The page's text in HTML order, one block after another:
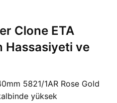
Clone ETA
Hassasiyeti ve
5821/1AR Rose Gold
yüksek